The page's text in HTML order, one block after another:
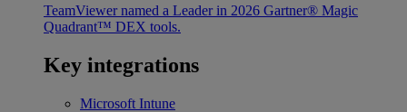
TeamViewer named a Leader in 2026 Gartner® Magic
Quadrant™ DEX tools.
Key integrations
Microsoft Intune